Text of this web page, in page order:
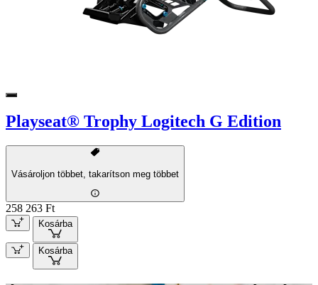
Playseat® Trophy Logitech G Edition
Vásároljon többet, takarítson meg többet
258 263 Ft
Kosárba
Kosárba